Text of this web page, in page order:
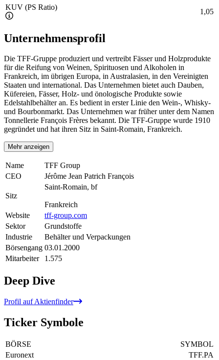
KUV (PS Ratio)
1,05
Unternehmensprofil
Die TFF-Gruppe produziert und vertreibt Fässer und Holzprodukte
für die Reifung von Weinen, Spirituosen und Alkoholen in
Frankreich, im übrigen Europa, in Australasien, in den Vereinigten
Staaten und international. Das Unternehmen bietet auch Dauben,
Küfereien, Fässer, Holz- und önologische Produkte sowie
Edelstahlbehälter an. Es bedient in erster Linie den Wein-, Whisky-
und Bourbonmarkt. Das Unternehmen war früher unter dem Namen
Tonnellerie François Frères bekannt. Die TFF-Gruppe wurde 1910
gegründet und hat ihren Sitz in Saint-Romain, Frankreich.
Mehr anzeigen
Name
TFF Group
CEO
Jérôme Jean Patrich François
Sitz
Saint-Romain, bf
Frankreich
Website
tff-group.com
Sektor
Grundstoffe
Industrie
Behälter und Verpackungen
Börsengang 03.01.2000
Mitarbeiter
1.575
Deep Dive
Profil auf Aktienfinder
Ticker Symbole
BÖRSE
SYMBOL
Euronext
TFF.PA